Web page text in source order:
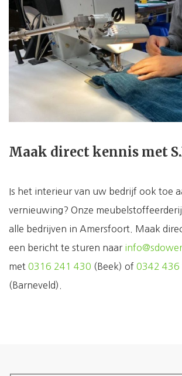
Maak direct kennis met
Is het interieur van uw bedrijf ook toe
vernieuwing? Onze
alle bedrijven in Amersfoort. Maak
een bericht te sturen naar
met 0316 241 430 (Beek) of 0342 436
(Barneveld).